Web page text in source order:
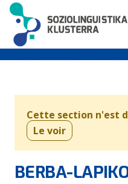
Cette section n'est
Le voir
BERBA-